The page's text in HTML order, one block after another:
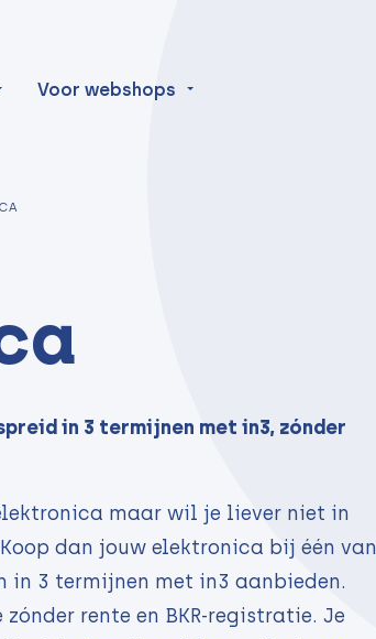
Voor webshops
in 3 termijnen met in3, zónder
maar wil je liever niet in
dan jouw elektronica bij één van
in 3 termijnen met in3 aanbieden.
rente en BKR-registratie. Je